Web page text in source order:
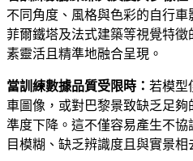
不同角度、風格與色彩的自行
菲爾鐵塔及法式建築等視覺特
素靈活且精準地融合呈現。
當訓練數據品質受限時： 若模型
車圖像，或對巴黎景致缺乏足
準度下降。這不僅容易產生不
目模糊、缺乏辨識度且與實景相